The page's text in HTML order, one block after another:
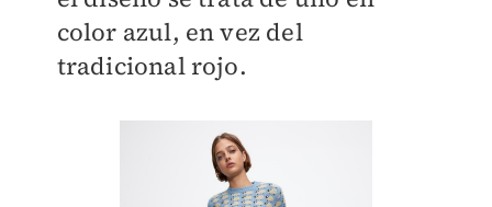
color azul, en vez del
tradicional rojo.